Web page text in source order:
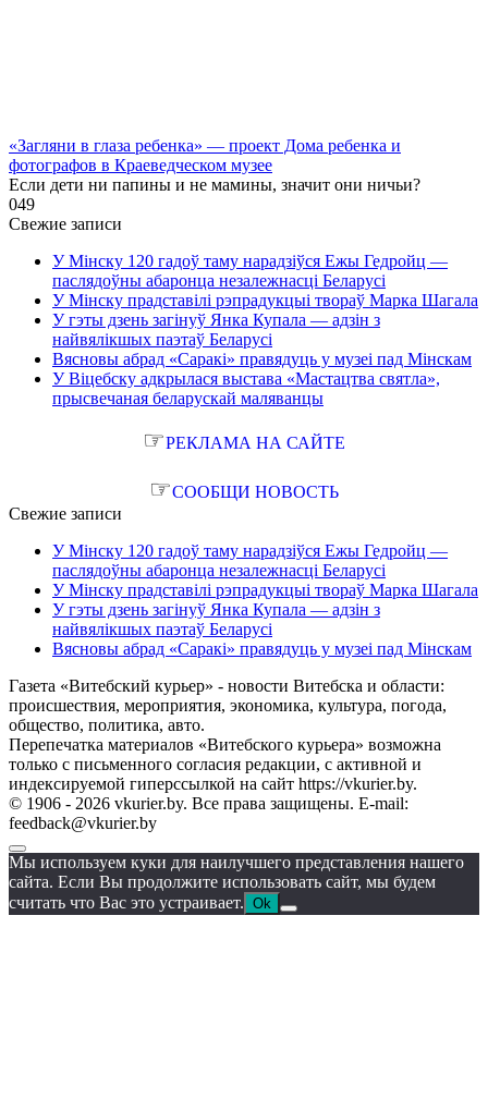
«Загляни в глаза ребенка» — проект Дома ребенка и
фотографов в Краеведческом музее
Если дети ни папины и не мамины, значит они ничьи?
049
Свежие записи
У Мінску 120 гадоў таму нарадзіўся Ежы Гедройц —
паслядоўны абаронца незалежнасці Беларусі
У Мінску прадставілі рэпрадукцыі твораў Марка Шагала
У гэты дзень загінуў Янка Купала — адзін з
найвялікшых паэтаў Беларусі
Вясновы абрад «Саракі» правядуць у музеі пад Мінскам
У Віцебску адкрылася выстава «Мастацтва святла»,
прысвечаная беларускай маляванцы
☞РЕКЛАМА НА САЙТЕ
☞СООБЩИ НОВОСТЬ
Свежие записи
У Мінску 120 гадоў таму нарадзіўся Ежы Гедройц —
паслядоўны абаронца незалежнасці Беларусі
У Мінску прадставілі рэпрадукцыі твораў Марка Шагала
У гэты дзень загінуў Янка Купала — адзін з
найвялікшых паэтаў Беларусі
Вясновы абрад «Саракі» правядуць у музеі пад Мінскам
Газета «Витебский курьер» - новости Витебска и области:
происшествия, мероприятия, экономика, культура, погода,
общество, политика, авто.
Перепечатка материалов «Витебского курьера» возможна
только с письменного согласия редакции, с активной и
индексируемой гиперссылкой на сайт https://vkurier.by.
© 1906 - 2026 vkurier.by. Все права защищены. E-mail:
feedback@vkurier.by
Мы используем куки для наилучшего представления нашего
сайта. Если Вы продолжите использовать сайт, мы будем
считать что Вас это устраивает. Ok